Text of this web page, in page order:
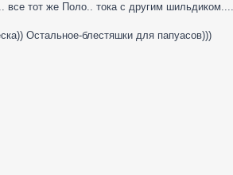
все тот же Поло.. тока с другим
Остальное-блестяшки для папуасов)))